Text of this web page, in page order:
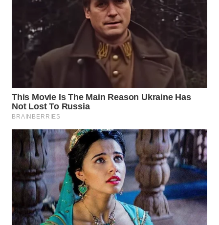
INFRASTRUKTUR
WAHANA
KONSUMEN
WAHANA
WAHANA
TRAVEL
WAHANA
TV
WAHANANEWS
ID
WAHANANEWS
CO ID